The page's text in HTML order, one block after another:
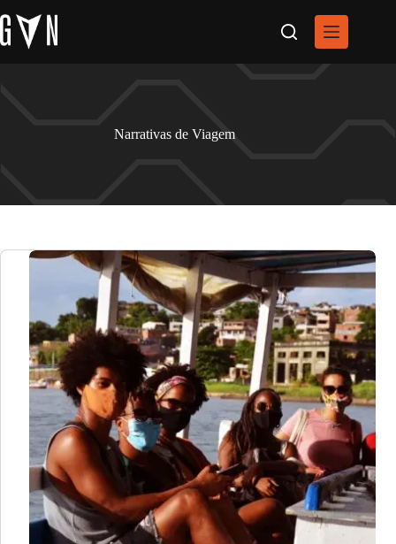
para
o
conteúdo
Narrativas de Viagem